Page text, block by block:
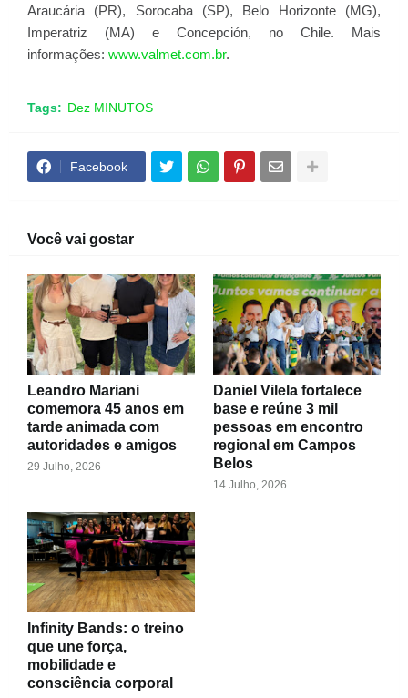
Araucária (PR), Sorocaba (SP), Belo Horizonte (MG),
Imperatriz (MA) e Concepción, no Chile. Mais
informações: www.valmet.com.br.
Tags: Dez MINUTOS
Facebook
Você vai gostar
Leandro Mariani
comemora 45 anos em
tarde animada com
autoridades e amigos
29 Julho, 2026
Daniel Vilela fortalece
base e reúne 3 mil
pessoas em encontro
regional em Campos
Belos
14 Julho, 2026
Infinity Bands: o treino
que une força,
mobilidade e
consciência corporal